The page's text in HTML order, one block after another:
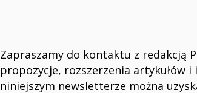
Zapraszamy do kontaktu z redakcją
propozycje, rozszerzenia artykułów
niniejszym newsletterze można